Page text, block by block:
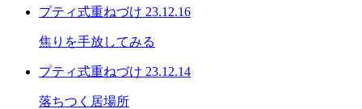
プティ式重ねづけ 23.12.16
焦りを手放してみる
プティ式重ねづけ 23.12.14
落ちつく居場所